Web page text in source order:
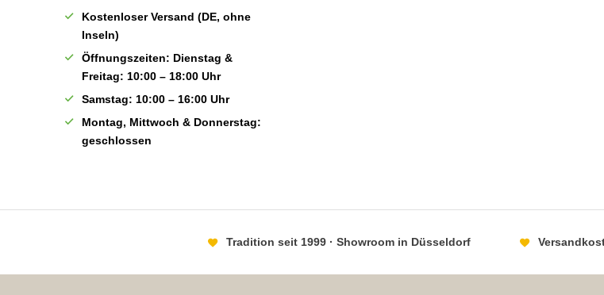
Kostenloser Versand (DE, ohne
Inseln)
Öffnungszeiten: Dienstag &
Freitag: 10:00 – 18:00 Uhr
Samstag: 10:00 – 16:00 Uhr
Montag, Mittwoch & Donnerstag:
geschlossen
Tradition seit 1999 · Showroom in Düsseldorf